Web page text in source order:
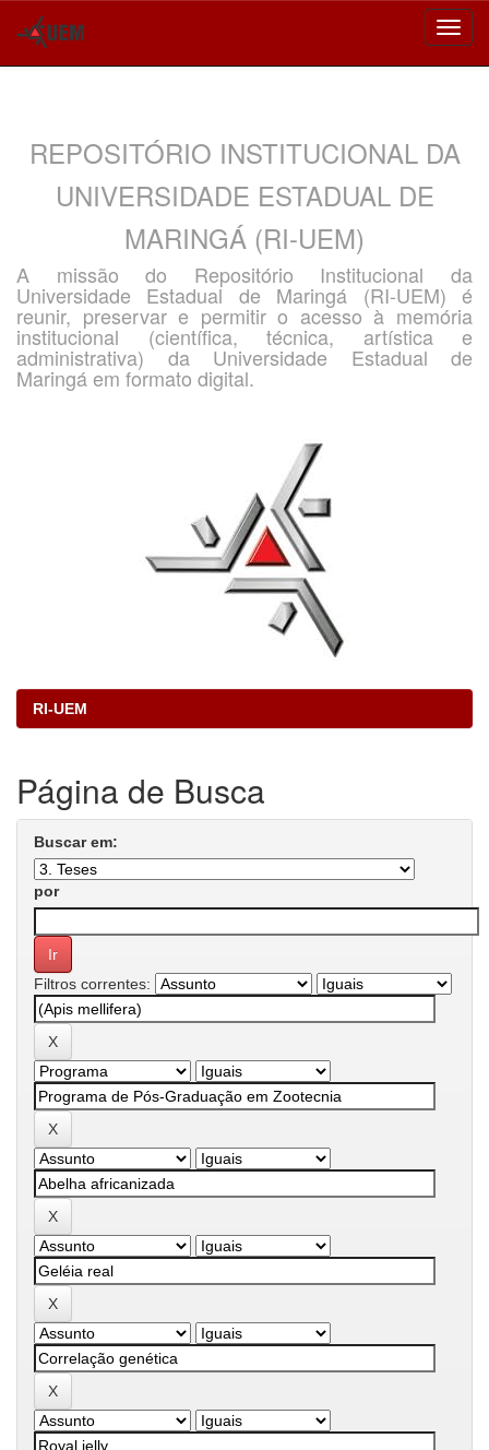
REPOSITÓRIO INSTITUCIONAL DA
UNIVERSIDADE ESTADUAL DE
MARINGÁ (RI-UEM)
A missão do Repositório Institucional da
Universidade Estadual de Maringá (RI-UEM) é
reunir, preservar e permitir o acesso à memória
institucional (científica, técnica, artística e
administrativa) da Universidade Estadual de
Maringá em formato digital.
RI-UEM
Página de Busca
Buscar em:
por
Filtros correntes: